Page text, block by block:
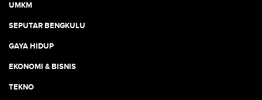
UMKM
SEPUTAR BENGKULU
GAYA HIDUP
EKONOMI & BISNIS
TEKNO